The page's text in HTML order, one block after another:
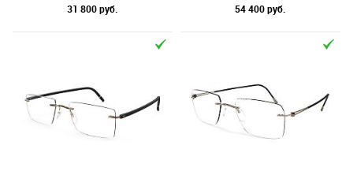
31 800 руб. 54 400 руб.